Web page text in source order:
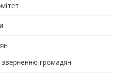
громадян